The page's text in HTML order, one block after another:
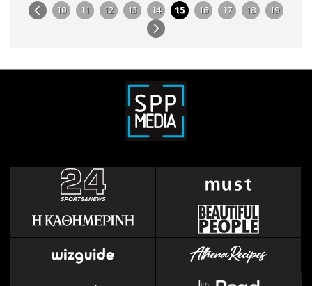
10 11 12 13 14 15 16 17 18 19